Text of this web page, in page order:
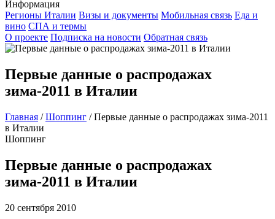
Информация
Регионы Италии Визы и документы Мобильная связь Еда и
вино СПА и термы
О проекте Подписка на новости Обратная связь
Первые данные о распродажах
зима-2011 в Италии
Главная / Шоппинг / Первые данные о распродажах зима-2011
в Италии
Шоппинг
Первые данные о распродажах
зима-2011 в Италии
20 сентября 2010